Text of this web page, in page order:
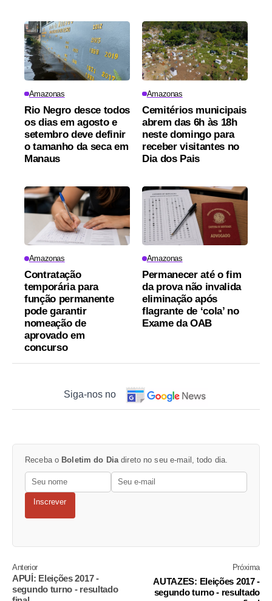
Amazonas
Rio Negro desce todos
os dias em agosto e
setembro deve definir
o tamanho da seca em
Manaus
Amazonas
Cemitérios municipais
abrem das 6h às 18h
neste domingo para
receber visitantes no
Dia dos Pais
Amazonas
Contratação
temporária para
função permanente
pode garantir
nomeação de
aprovado em
concurso
Amazonas
Permanecer até o fim
da prova não invalida
eliminação após
flagrante de ‘cola’ no
Exame da OAB
Siga-nos no
Receba o Boletim do Diadireto no seu e-mail, todo dia.
Inscrever
Anterior
APUÍ: Eleições 2017 -
segundo turno - resultado
Próxima
AUTAZES: Eleições 2017 -
segundo turno - resultado